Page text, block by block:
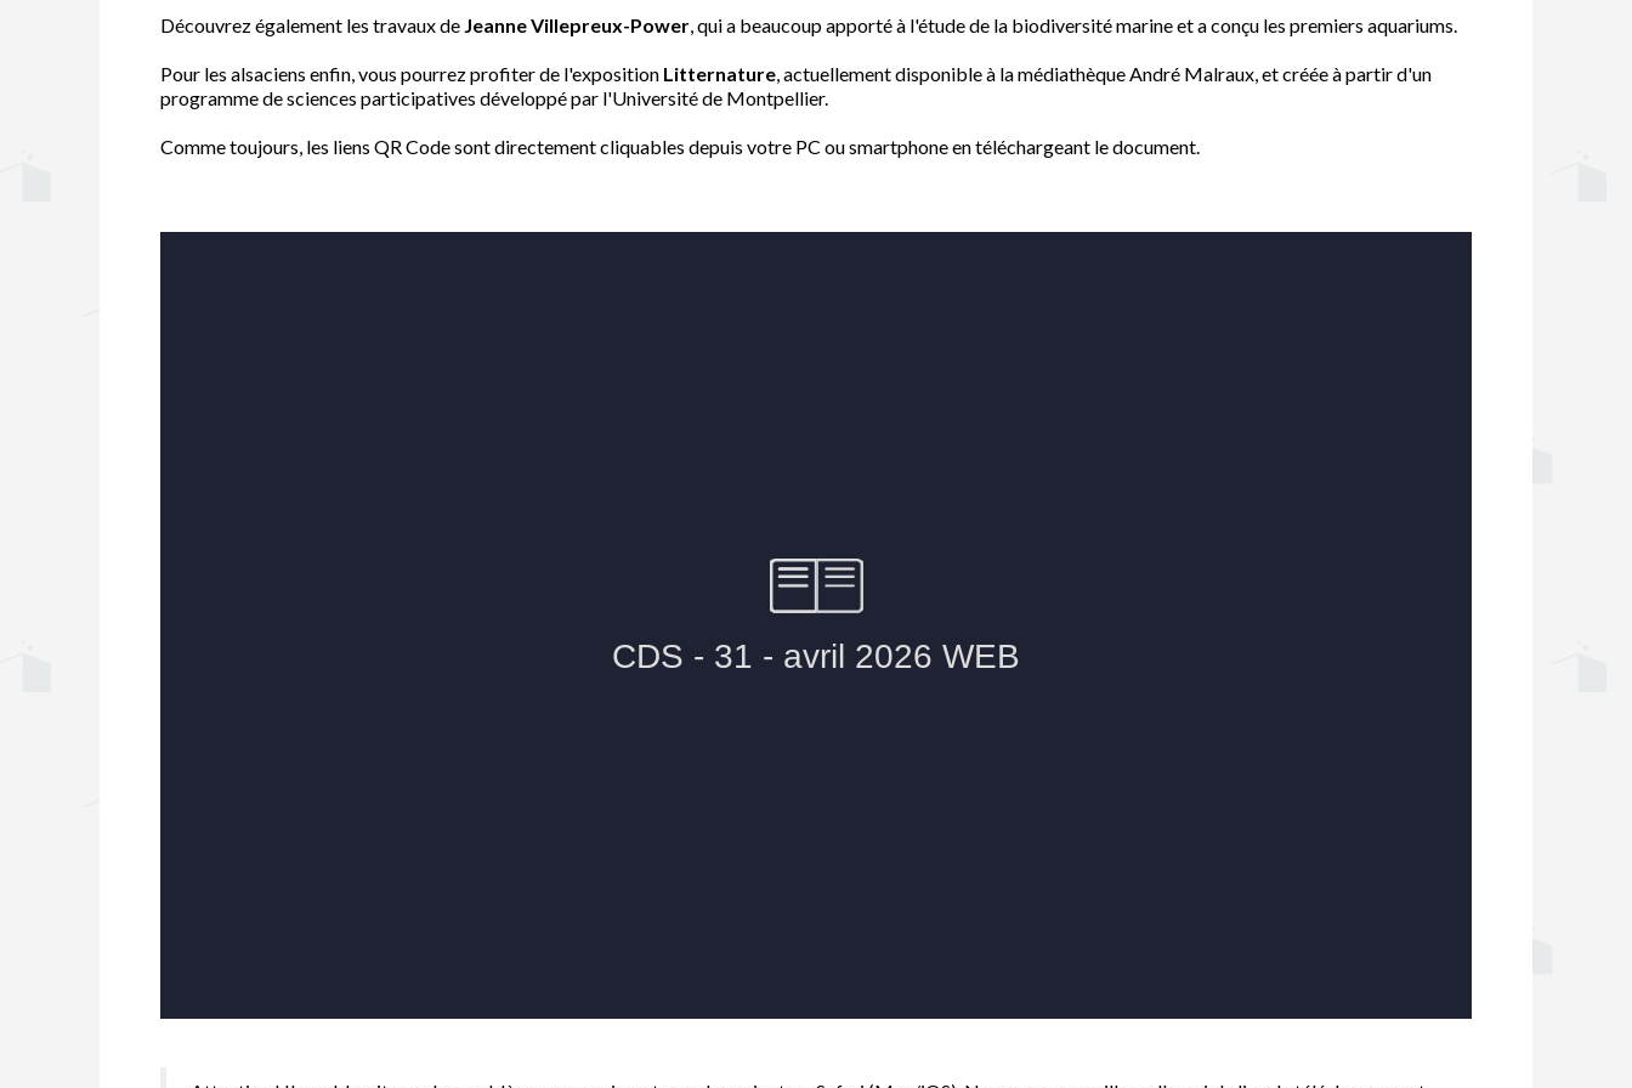
Découvrez également les travaux de Jeanne Villepreux-Power, qui a beaucoup apporté à l'étude de la biodiversité marine et a conçu les premiers aquariums.
Pour les alsaciens enfin, vous pourrez profiter de l'exposition Litternature, actuellement disponible à la médiathèque André Malraux, et créée à partir d'un
programme de sciences participatives développé par l'Université de Montpellier.
Comme toujours, les liens QR Code sont directement cliquables depuis votre PC ou smartphone en téléchargeant le document.